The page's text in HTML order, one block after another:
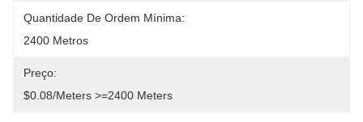
Quantidade De Ordem Mínima:
2400 Metros
Preço:
$0.08/meters >=2400 Meters